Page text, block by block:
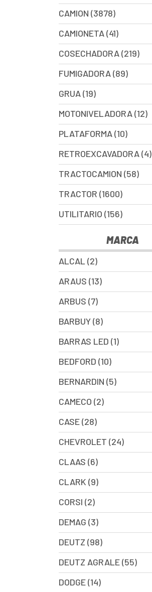
CAMION (3878)
CAMIONETA (41)
COSECHADORA (219)
FUMIGADORA (89)
GRUA (19)
MOTONIVELADORA (12)
PLATAFORMA (10)
RETROEXCAVADORA (4)
TRACTOCAMION (58)
TRACTOR (1600)
UTILITARIO (156)
MARCA
ALCAL (2)
ARAUS (13)
ARBUS (7)
BARBUY (8)
BARRAS LED (1)
BEDFORD (10)
BERNARDIN (5)
CAMECO (2)
CASE (28)
CHEVROLET (24)
CLAAS (6)
CLARK (9)
CORSI (2)
DEMAG (3)
DEUTZ (98)
DEUTZ AGRALE (55)
DODGE (14)